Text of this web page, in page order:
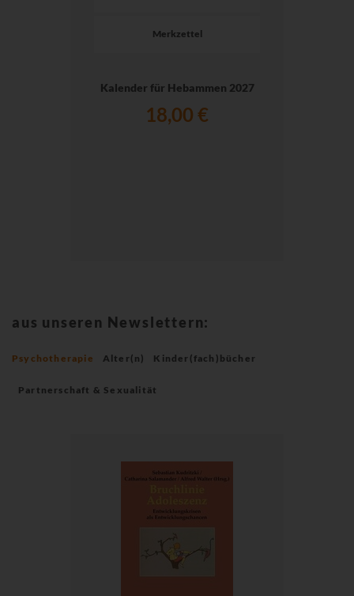
Merkzettel
Kalender für Hebammen 2027
18,00 €
aus unseren Newslettern:
Psychotherapie Alter(n) Kinder(fach)bücher
Partnerschaft & Sexualität